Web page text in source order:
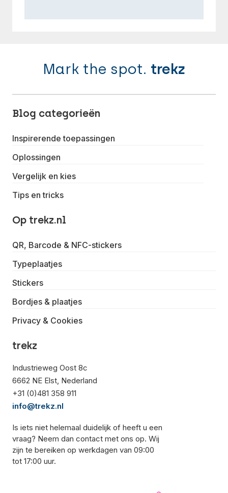
Mark the spot. trekz
Blog categorieën
Inspirerende toepassingen
Oplossingen
Vergelijk en kies
Tips en tricks
Op trekz.nl
QR, Barcode & NFC-stickers
Typeplaatjes
Stickers
Bordjes & plaatjes
Privacy & Cookies
trekz
Industrieweg Oost 8c
6662 NE Elst, Nederland
+31 (0)481 358 911
info@trekz.nl
Is iets niet helemaal duidelijk of heeft u een
vraag? Neem dan contact met ons op. Wij
zijn te bereiken op werkdagen van 09:00
tot 17:00 uur.